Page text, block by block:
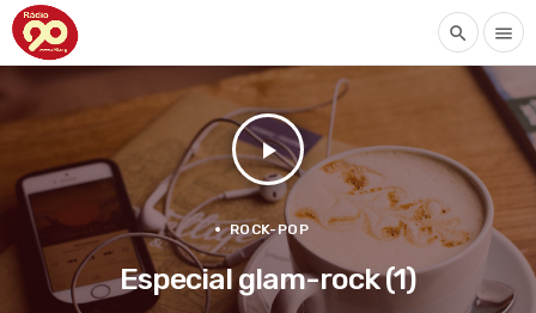
search menu
play_arrow
ROCK-POP
Especial glam-rock (1)